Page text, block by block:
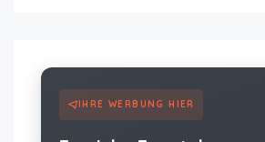
IHRE WERBUNG HIER